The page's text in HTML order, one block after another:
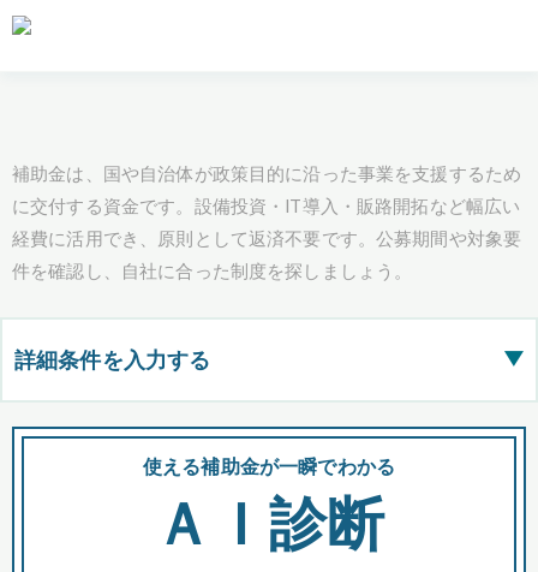
補助金は、国や自治体が政策目的に沿った事業を支援するため
に交付する資金です。設備投資・IT導入・販路開拓など幅広い
経費に活用でき、原則として返済不要です。公募期間や対象要
件を確認し、自社に合った制度を探しましょう。
詳細条件を入力する ▶
都道府県
全国の検索結果を含めて表示
使える補助金が一瞬でわかる
ＡＩ診断